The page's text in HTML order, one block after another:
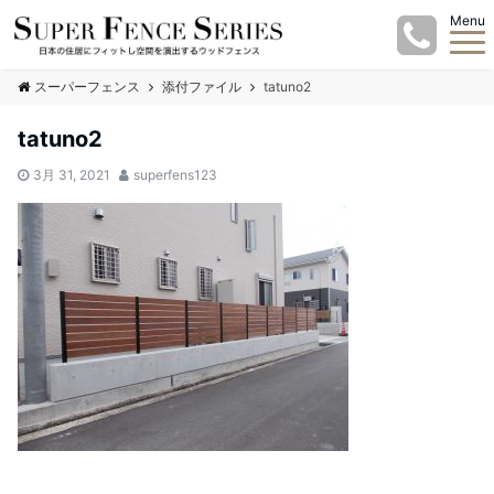
Menu
スーパーフェンス 添付ファイル tatuno2
tatuno2
3月 31, 2021 superfens123